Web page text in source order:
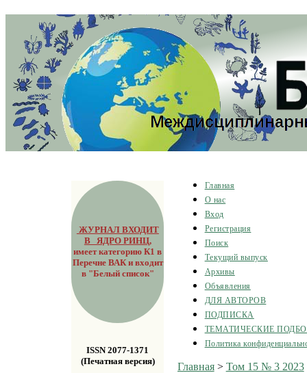
ЖУРНАЛ ВХОДИТ
В ЯДРО РИНЦ,
имеет категорию К1 в
Перечне ВАК и входит
в "Белый список"
ISSN 2077-1371
(Печатная версия)
Главная
О нас
Вход
Регистрация
Поиск
Текущий выпуск
Архивы
Объявления
ДЛЯ АВТОРОВ
ПОДПИСКА
ТЕМАТИЧЕСКИЕ
Политика
Главная> Том 15 № 3 2023